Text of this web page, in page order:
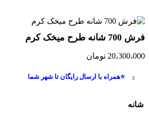
فرش 700 شانه طرح میخک کرم
20،300،000 تومان
⭐همراه با ارسال رایگان تا شهر شما
شانه